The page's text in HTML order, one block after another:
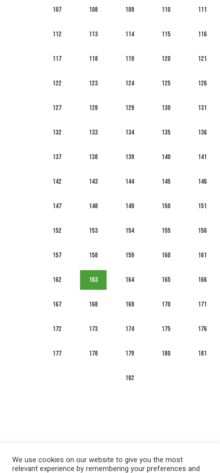
107 108 109 110 111
112 113 114 115 116
117 118 119 120 121
122 123 124 125 126
127 128 129 130 131
132 133 134 135 136
137 138 139 140 141
142 143 144 145 146
147 148 149 150 151
152 153 154 155 156
157 158 159 160 161
162 163 164 165 166
167 168 169 170 171
172 173 174 175 176
177 178 179 180 181
182
We use cookies on our website to give you the most
relevant experience by remembering your preferences and